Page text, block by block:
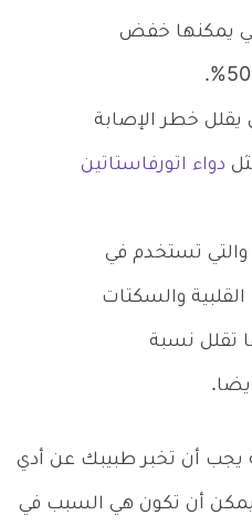
يمكنها خفض
يقلل خطر الإصابة
دواء اتورفاستاتين
مثبطات إنزيم PCSK9 والتي تستخدم في
والسكتات
تقلل نسبة
يجب أن تخبر طبيبك عن أدي
فيمكن أن تكون هي السبب في